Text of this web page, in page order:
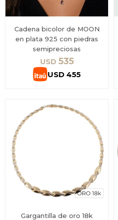
Cadena bicolor de MOON
en plata 925 con piedras
semipreciosas
USD 535
USD 455
Gargantilla de oro 18k